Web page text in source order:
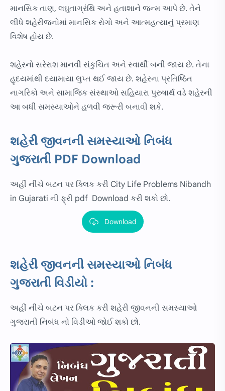
માનસિક તાણ, લઘુતાગ્રંથિ અને હતાશાને જન્મ આપે છે. તેને
લીધે શહેરીજનોમાં માનસિક રોગો અને આત્મહત્યાનું પ્રમાણ
વિશેષ હોય છે.
શહેરનો સરેરાશ માનવી સંકુચિત અને સ્વાર્થી બની જાય છે. તેના
હૃદયમાંથી દયામાયા લુપ્ત થઈ જાય છે. શહેરના પ્રતિષ્ઠિત
નાગરિકો અને સામાજિક સંસ્થાઓ સહિયારા પુરુષાર્થ વડે શહેરની
આ બધી સમસ્યાઓને હળવી જરૂરી બનાવી શકે.
શહેરી જીવનની સમસ્યાઓ નિબંધ
ગુજરાતી PDF Download
અહીં નીચે બટન પર ક્લિક કરી City Life Problems Nibandh
in Gujarati ની ફ્રી pdf Download કરી શકો છો.
Download
શહેરી જીવનની સમસ્યાઓ નિબંધ
ગુજરાતી વિડીયો :
અહીં નીચે બટન પર ક્લિક કરી શહેરી જીવનની સમસ્યાઓ
ગુજરાતી નિબંધ નો વિડીઓ જોઈ શકો છો.